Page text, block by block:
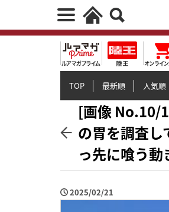
TOP 最新順 人気順
[画像 No.10/
の胃を調査し
っ先に喰う動
2025/02/21